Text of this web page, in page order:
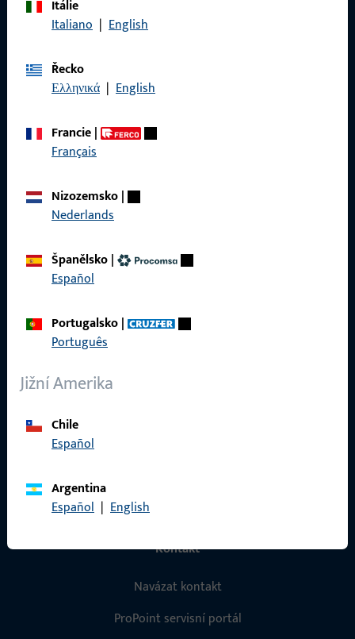
Itálie
Italiano | English
Řecko
Ελληνικά | English
Francie|
Français
Nizozemsko|
Nederlands
Španělsko|
Español
Portugalsko|
Português
Jižní Amerika
Chile
Español
Argentina
Español | English
Právní informace
Produkty
Kontakt
Navázat kontakt
ProPoint servisní portál